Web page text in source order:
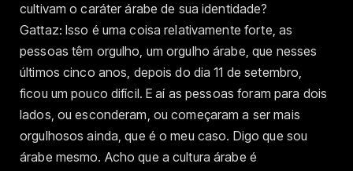
cultivam o caráter árabe de sua identidade?
Gattaz: Isso é uma coisa relativamente forte, as
pessoas têm orgulho, um orgulho árabe, que nesses
últimos cinco anos, depois do dia 11 de setembro,
ficou um pouco difícil. E aí as pessoas foram para dois
lados, ou esconderam, ou começaram a ser mais
orgulhosos ainda, que é o meu caso. Digo que sou
árabe mesmo. Acho que a cultura árabe é